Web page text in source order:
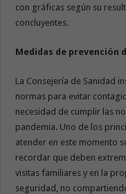
con gráficas según su
concluyentes.
Medidas de prevención
La Consejería de Sanidad
normas para evitar
necesidad de cumplir las
pandemia. Uno de los
atender en este momento
recordar que deben
visitas familiares y en la
seguridad, no